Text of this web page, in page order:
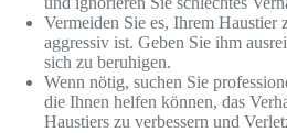
Vermeiden Sie es, Ihrem Haustier
aggressiv ist. Geben Sie ihm
sich zu beruhigen.
Wenn nötig, suchen Sie
die Ihnen helfen können, das
Haustiers zu verbessern und